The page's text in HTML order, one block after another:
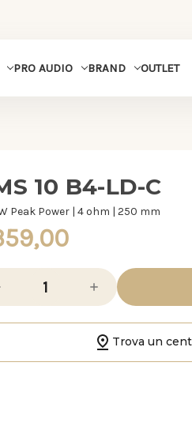
PRO AUDIO BRAND OUTLET
10 B4-LD-C
Peak Power | 4 ohm | 250 mm
Aumenta
quantità
di
10
B4-
LD-
Trova un